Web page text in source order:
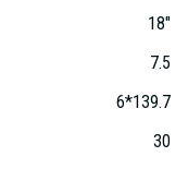
18"
7.5
6*139.7
30